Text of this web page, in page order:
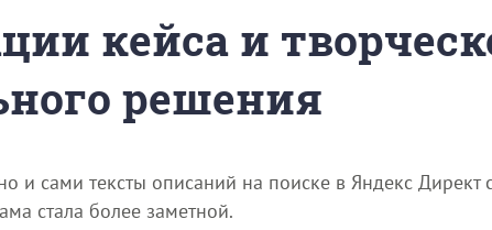
кейса и
решения
и сами тексты описаний на поиске в Яндекс Директ
стала более заметной.